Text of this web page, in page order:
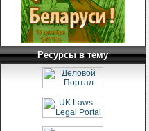
Ресурсы в тему